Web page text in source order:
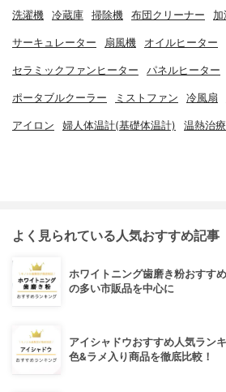
洗濯機 冷蔵庫 掃除機 布団クリーナー 加
サーキュレーター 扇風機 オイルヒーター
セラミックファンヒーター パネルヒーター
ポータブルクーラー ミストファン 冷風扇
アイロン 婦人体温計(基礎体温計) 温熱治
よく見られている人気おすすめ記事
ホワイトニング歯磨き粉おすす
の多い市販品を中心に
アイシャドウおすすめ人気ラン
色&ラメ入り商品を徹底比較！